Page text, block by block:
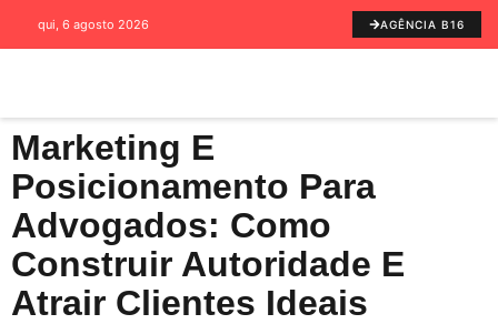
qui, 6 agosto 2026 AGÊNCIA B16
Marketing E
Posicionamento Para
Advogados: Como
Construir Autoridade E
Atrair Clientes Ideais